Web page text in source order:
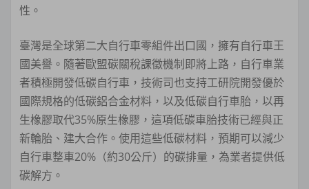
性。
臺灣是全球第二大自行車零組件出口國，擁有自行車王
國美譽。隨著歐盟碳關稅課徵機制即將上路，自行車業
者積極開發低碳自行車，技術司也支持工研院開發優於
國際規格的低碳鋁合金材料，以及低碳自行車胎，以再
生橡膠取代35%原生橡膠，這項低碳車胎技術已經與正
新輪胎、建大合作。使用這些低碳材料，預期可以減少
自行車整車20%（約30公斤）的碳排量，為業者提供低
碳解方。